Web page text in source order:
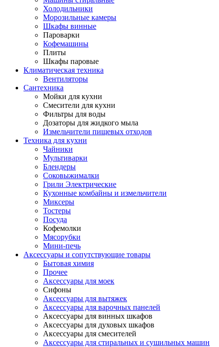
Холодильники
Морозильные камеры
Шкафы винные
Пароварки
Кофемашины
Плиты
Шкафы паровые
Климатическая техника
Вентиляторы
Сантехника
Мойки для кухни
Смесители для кухни
Фильтры для воды
Дозаторы для жидкого мыла
Измельчители пищевых отходов
Техника для кухни
Чайники
Мультиварки
Блендеры
Соковыжималки
Грили Электрические
Кухонные комбайны и измельчители
Миксеры
Тостеры
Посуда
Кофемолки
Мясорубки
Мини-печь
Аксессуары и сопутствующие товары
Бытовая химия
Прочее
Аксессуары для моек
Сифоны
Аксессуары для вытяжек
Аксессуары для варочных панелей
Аксессуары для винных шкафов
Аксессуары для духовых шкафов
Аксессуары для смесителей
Аксессуары для стиральных и сушильных машин